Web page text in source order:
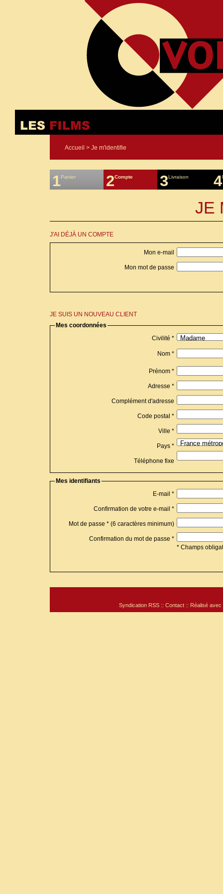
Accueil > Je m'identifie
1Panier 2Compte 3Livraison 4
JE
J'AI DÉJÀ UN COMPTE
Mon e-mail
Mon mot de passe
JE SUIS UN NOUVEAU CLIENT
Mes coordonnées
Civilité *
Nom *
Prénom *
Adresse *
Complément d'adresse
Code postal *
Ville *
Pays *
Téléphone fixe
Mes identifiants
E-mail *
Confirmation de votre e-mail *
Mot de passe * (6 caractères minimum)
Confirmation du mot de passe *
* Champs
Syndication RSS :: Contact :: Réalisé avec